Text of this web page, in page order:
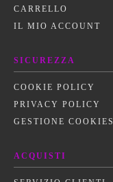
CARRELLO
IL MIO ACCOUNT
SICUREZZA
COOKIE POLICY
PRIVACY POLICY
GESTIONE COOKIES
ACQUISTI